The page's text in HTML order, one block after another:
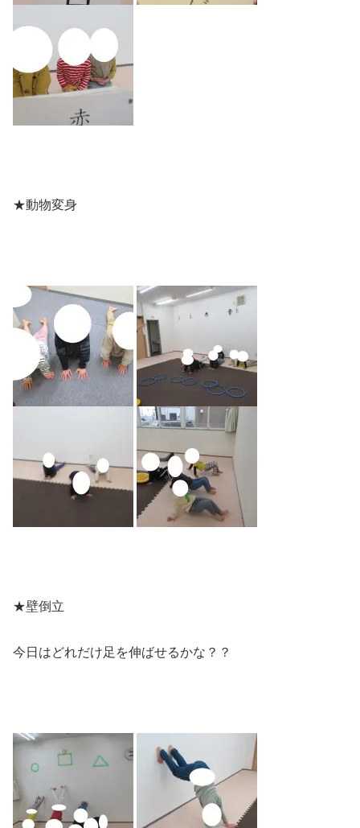
★動物変身
★壁倒立
今日はどれだけ足を伸ばせるかな？？